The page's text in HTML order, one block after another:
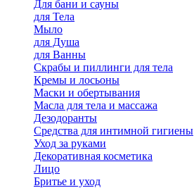
Для бани и сауны
для Тела
Мыло
для Душа
для Ванны
Скрабы и пиллинги для тела
Кремы и лосьоны
Маски и обертывания
Масла для тела и массажа
Дезодоранты
Средства для интимной гигиены
Уход за руками
Декоративная косметика
Лицо
Бритье и уход